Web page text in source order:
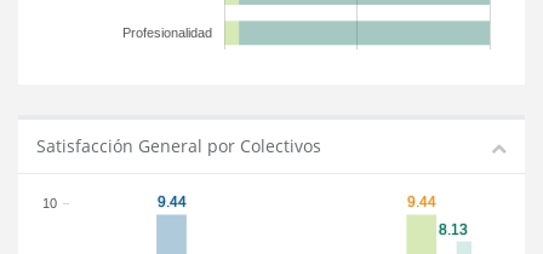
Profesionalidad
Satisfacción General por Colectivos
10